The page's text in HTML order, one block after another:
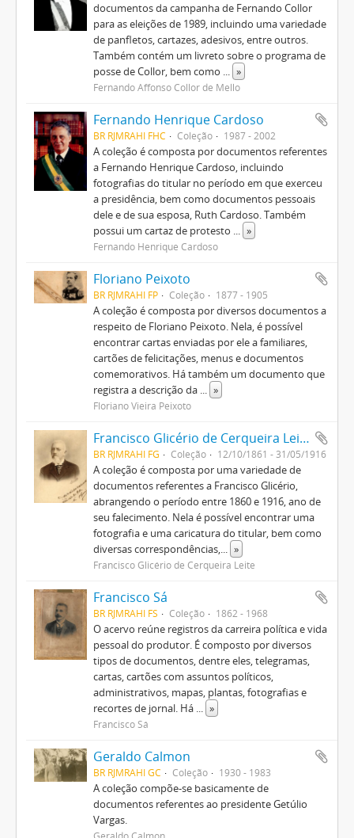
documentos da campanha de Fernando Collor
para as eleições de 1989, incluindo uma variedade
de panfletos, cartazes, adesivos, entre outros.
Também contém um livreto sobre o programa de
posse de Collor, bem como ... »
Fernando Affonso Collor de Mello
Fernando Henrique Cardoso
BR RJMRAHI FHC Coleção 1987 - 2002
A coleção é composta por documentos referentes
a Fernando Henrique Cardoso, incluindo
fotografias do titular no período em que exerceu
a presidência, bem como documentos pessoais
dele e de sua esposa, Ruth Cardoso. Também
possui um cartaz de protesto ... »
Fernando Henrique Cardoso
Floriano Peixoto
BR RJMRAHI FP Coleção 1877 - 1905
A coleção é composta por diversos documentos a
respeito de Floriano Peixoto. Nela, é possível
encontrar cartas enviadas por ele a familiares,
cartões de felicitações, menus e documentos
comemorativos. Há também um documento que
registra a descrição da ... »
Floriano Vieira Peixoto
Francisco Glicério de Cerqueira Leite
BR RJMRAHI FG Coleção 12/10/1861 - 31/05/1916
A coleção é composta por uma variedade de
documentos referentes a Francisco Glicério,
abrangendo o período entre 1860 e 1916, ano de
seu falecimento. Nela é possível encontrar uma
fotografia e uma caricatura do titular, bem como
diversas correspondências,... »
Francisco Glicério de Cerqueira Leite
Francisco Sá
BR RJMRAHI FS Coleção 1862 - 1968
O acervo reúne registros da carreira política e vida
pessoal do produtor. É composto por diversos
tipos de documentos, dentre eles, telegramas,
cartas, cartões com assuntos políticos,
administrativos, mapas, plantas, fotografias e
recortes de jornal. Há ... »
Francisco Sá
Geraldo Calmon
BR RJMRAHI GC Coleção 1930 - 1983
A coleção compõe-se basicamente de
documentos referentes ao presidente Getúlio
Vargas.